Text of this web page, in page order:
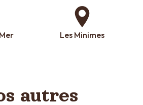
Les Minimes
autres